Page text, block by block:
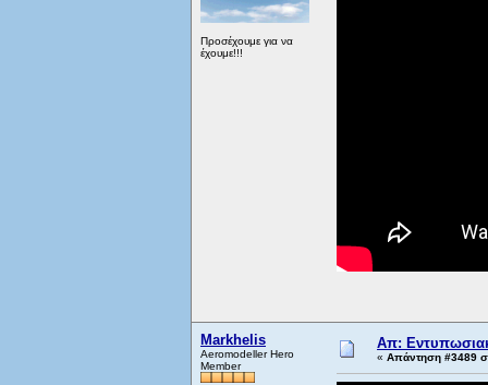
Προσέχουμε για να
έχουμε!!!
Markhelis
Aeromodeller Hero
Member
Απ:
« Απάντηση #3489